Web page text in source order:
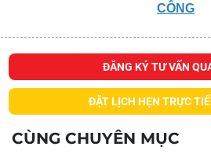
CÔNG
ĐĂNG KÝ TƯ VẤN
ĐẶT LỊCH HẸN TRỰC
CÙNG CHUYÊN MỤC